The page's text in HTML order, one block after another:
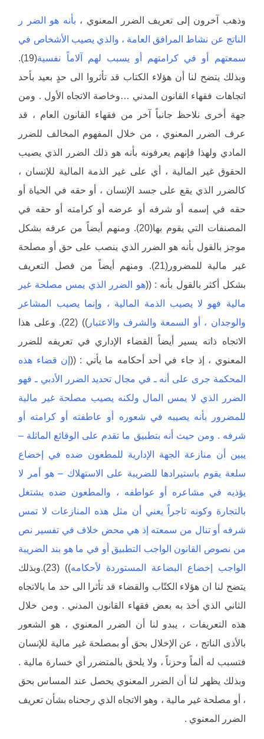
وذهب آخرون إلى تعريف الضرر المعنوي ، بأنه هو الضر ر
الناتج عن نشاط المرافق العامة ، والذي يصيب الأشخاص في
سمعتهم أو في كرامتهم أو يسبب لهم آلاماً نفسية
(19).
وبذلك يتضح لنا أن هؤلاء الكتاب قد تأثروا الى حدٍ بعيد بأحد
اتجاهات فقهاء القانون المدني …وخاصة الاتجاه الأول . ومن
جهة أخرى نلاحظ جانباً آخر من فقهاء القانون العام ، قد
عرف الضرر المعنوي ، من خلال المفهوم المخالف للضرر
المادي ولهذا فإنهم يعرفونه بأنه هو ذلك الضرر الذي يصيب
الحقوق غير المالية ، أي على غير الذمة المالية للإنسان ،
كالضرر الذي يقع على جسد الإنسان ، أو حقه في الحياة أو
حقه في إسمه أو شرفه أو عرضه أو كرامته أو حقه في
المصنفات التي يقوم بها(20). ومنهم أيضاً من عرفه بشكل
موجز بالقول بأنه هو الضرر الذي ينصب على حق أو مصلحة
غير مالية للمضرور(21). ومنهم أيضاً من فصل التعريف
بشكل أكثر بالقول بأنه : ((هو الضرر الذي يمس مصلحة غير
مالية فهو لا يصيب الذمة المالية ، وإنما يصيب المشاعر
والوجدان ، أو السمعة والشرف والاعتبار
)) (22). وعلى هذا
الاتجاه ذاته يسير أيضاً القضاء الإداري في تعريفه للضرر
المعنوي ، إذ جاء في أحد أحكامه ما يأتي : ((إن قضاء هذه
المحكمة جرى على أنه ـ في مجال تحديد الضرر الأدبي ـ فهو
الضرر الذي لا يمس المال ولكنه يصيب مصلحة غير مالية
للمضرور بأنه يصيبه في شعوره أو عاطفته أو كرامته أو
شرفه . ومن حيث أنه بتطبيق ما تقدم على الوقائع الماثلة –
يبين أن منازعة الجهة الإدارية للمطعون ضده في إخضاع
سلعة يقوم باستيرادها للضريبة على الاستهلاك – هو أمر لا
يؤذيه في مشاعره أو عواطفه ، والمطعون ضده يشتغل
بالتجارة وكونه تاجراً يعني أن مثل هذه المنازعات لا تمس
شرفه أو تنال من سمعته إذ هي محض خلاف في تفسير نص
من نصوص القانون الواجب التطبيق أو في ما هو بند الضريبة
الواجب إخضاع البضاعة المستوردة لأحكامه
)) (23).وبذلك
يتضح لنا ان هؤلاء الكتّاب والقضاء قد تأثرا الى حد ما بالاتجاه
الثاني الذي أخذ به بعض فقهاء القانون المدني . ومن خلال
هذه التعريفات ، يبدو لنا أن الضرر المعنوي ، هو الشعور
بالأذى الناتج ، عن الإخلال بحق أو بمصلحة غير مالية للإنسان
فتسبب له ألماً وحزناً ، ولا يلحق بالمتضرر أي خسارة مالية .
وبذلك يظهر لنا أن الضرر المعنوي يحصل عند المساس بحق
، أو مصلحة غير مالية ، وهو الاتجاه الذي رجحناه بشأن تعريف
الضرر المعنوي .